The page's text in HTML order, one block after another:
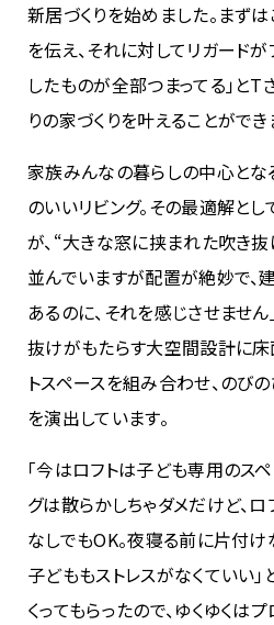
新居づくりを始めました。まず
を伝え、それに対してリガード
したものが全部つまってる」とT
りの家づくりを叶えることができ
家族みんなの暮らしの中心とな
のいいリビング。その最適解と
が、“大きな窓に挟まれた吹き抜
並んでいますが配置が絶妙で
あるのに、それを感じさせませ
抜けがもたらす大空間設計に
トスペースを組み合わせ、のび
を演出しています。
「今はロフトは子ども専用のス
グは散らかしちゃダメだけど、
なしでもOK。夜寝る前に片付け
子どももストレスがなくていい」
くってもらったので、ゆくゆくは